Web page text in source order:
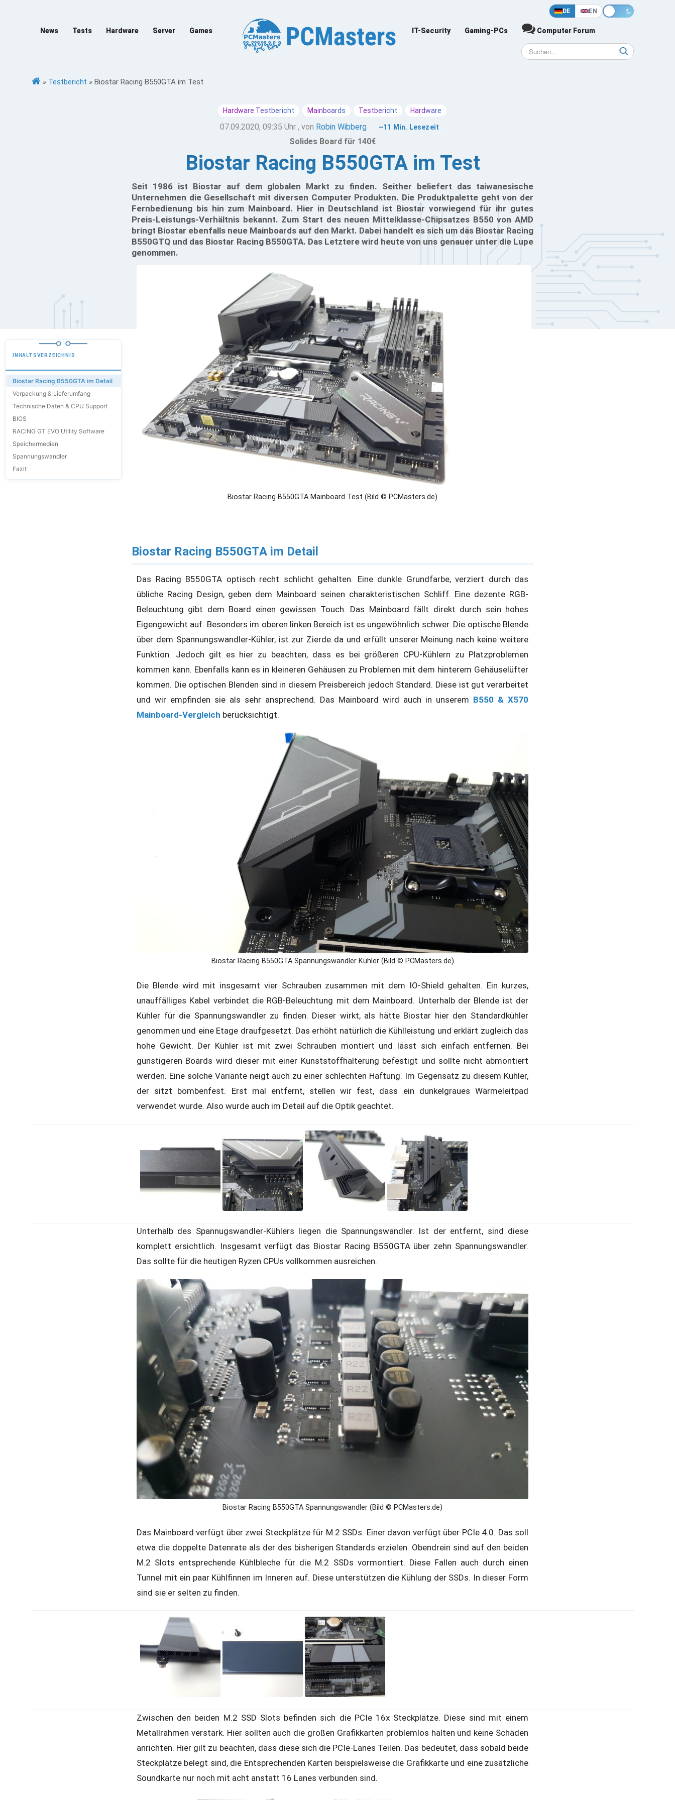
DE EN
News Tests Hardware Server Games IT-Security Gaming-PCs Computer Forum
» Testbericht » Biostar Racing B550GTA im Test
Hardware Testbericht Mainboards Testbericht Hardware
07.09.2020, 09:35 Uhr , von Robin Wibberg ~11 Min. Lesezeit
Solides Board für 140€
Biostar Racing B550GTA im Test
Seit 1986 ist Biostar auf dem globalen Markt zu finden. Seither beliefert das taiwanesische
Unternehmen die Gesellschaft mit diversen Computer Produkten. Die Produktpalette geht von der
Fernbedienung bis hin zum Mainboard. Hier in Deutschland ist Biostar vorwiegend für ihr gutes
Preis-Leistungs-Verhältnis bekannt. Zum Start des neuen Mittelklasse-Chipsatzes B550 von AMD
bringt Biostar ebenfalls neue Mainboards auf den Markt. Dabei handelt es sich um das Biostar Racing
B550GTQ und das Biostar Racing B550GTA. Das Letztere wird heute von uns genauer unter die Lupe
genommen.
INHALTSVERZEICHNIS
Biostar Racing B550GTA im Detail
Verpackung & Lieferumfang
Technische Daten & CPU Support
BIOS
RACING GT EVO Utility Software
Speichermedien
Spannungswandler
Fazit
Biostar Racing B550GTA Mainboard Test (Bild © PCMasters.de)
Biostar Racing B550GTA im Detail
Das Racing B550GTA optisch recht schlicht gehalten. Eine dunkle Grundfarbe, verziert durch das
übliche Racing Design, geben dem Mainboard seinen charakteristischen Schliff. Eine dezente RGB-
Beleuchtung gibt dem Board einen gewissen Touch. Das Mainboard fällt direkt durch sein hohes
Eigengewicht auf. Besonders im oberen linken Bereich ist es ungewöhnlich schwer. Die optische Blende
über dem Spannungswandler-Kühler, ist zur Zierde da und erfüllt unserer Meinung nach keine weitere
Funktion. Jedoch gilt es hier zu beachten, dass es bei größeren CPU-Kühlern zu Platzproblemen
kommen kann. Ebenfalls kann es in kleineren Gehäusen zu Problemen mit dem hinterem Gehäuselüfter
kommen. Die optischen Blenden sind in diesem Preisbereich jedoch Standard. Diese ist gut verarbeitet
und wir empfinden sie als sehr ansprechend. Das Mainboard wird auch in unserem B550 & X570
Mainboard-Vergleich berücksichtigt.
Biostar Racing B550GTA Spannungswandler Kühler (Bild © PCMasters.de)
Die Blende wird mit insgesamt vier Schrauben zusammen mit dem IO-Shield gehalten. Ein kurzes,
unauffälliges Kabel verbindet die RGB-Beleuchtung mit dem Mainboard. Unterhalb der Blende ist der
Kühler für die Spannungswandler zu finden. Dieser wirkt, als hätte Biostar hier den Standardkühler
genommen und eine Etage draufgesetzt. Das erhöht natürlich die Kühlleistung und erklärt zugleich das
hohe Gewicht. Der Kühler ist mit zwei Schrauben montiert und lässt sich einfach entfernen. Bei
günstigeren Boards wird dieser mit einer Kunststoffhalterung befestigt und sollte nicht abmontiert
werden. Eine solche Variante neigt auch zu einer schlechten Haftung. Im Gegensatz zu diesem Kühler,
der sitzt bombenfest. Erst mal entfernt, stellen wir fest, dass ein dunkelgraues Wärmeleitpad
verwendet wurde. Also wurde auch im Detail auf die Optik geachtet.
Unterhalb des Spannugswandler-Kühlers liegen die Spannungswandler. Ist der entfernt, sind diese
komplett ersichtlich. Insgesamt verfügt das Biostar Racing B550GTA über zehn Spannungswandler.
Das sollte für die heutigen Ryzen CPUs vollkommen ausreichen.
Biostar Racing B550GTA Spannungswandler (Bild © PCMasters.de)
Das Mainboard verfügt über zwei Steckplätze für M.2 SSDs. Einer davon verfügt über PCIe 4.0. Das soll
etwa die doppelte Datenrate als der des bisherigen Standards erzielen. Obendrein sind auf den beiden
M.2 Slots entsprechende Kühlbleche für die M.2 SSDs vormontiert. Diese Fallen auch durch einen
Tunnel mit ein paar Kühlfinnen im Inneren auf. Diese unterstützen die Kühlung der SSDs. In dieser Form
sind sie er selten zu finden.
Zwischen den beiden M.2 SSD Slots befinden sich die PCIe 16x Steckplätze. Diese sind mit einem
Metallrahmen verstärk. Hier sollten auch die großen Grafikkarten problemlos halten und keine Schäden
anrichten. Hier gilt zu beachten, dass diese sich die PCIe-Lanes Teilen. Das bedeutet, dass sobald beide
Steckplätze belegt sind, die Entsprechenden Karten beispielsweise die Grafikkarte und eine zusätzliche
Soundkarte nur noch mit acht anstatt 16 Lanes verbunden sind.